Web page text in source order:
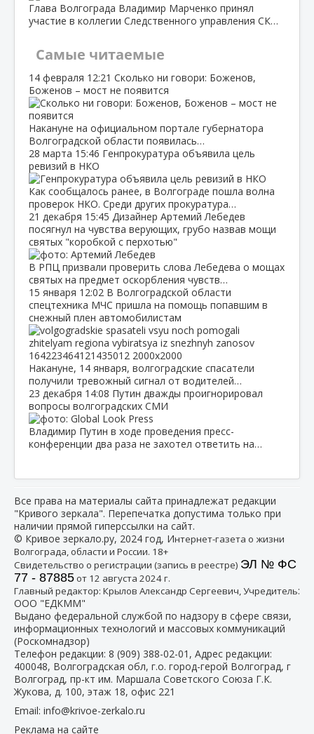
Глава Волгограда Владимир Марченко принял
участие в коллегии Следственного управления СК…
Самые читаемые
14 февраля 12:21 Сколько ни говори: Боженов,
Боженов – мост не появится
Накануне на официальном портале губернатора
Волгоградской области появилась…
28 марта 15:46 Генпрокуратура объявила цель
ревизий в НКО
Как сообщалось ранее, в Волгограде пошла волна
проверок НКО. Среди других прокуратура…
21 декабря 15:45 Дизайнер Артемий Лебедев
посягнул на чувства верующих, грубо назвав мощи
святых "коробкой с перхотью"
В РПЦ призвали проверить слова Лебедева о мощах
святых на предмет оскорбления чувств…
15 января 12:02 В Волгоградской области
спецтехника МЧС пришла на помощь попавшим в
снежный плен автомобилистам
Накануне, 14 января, волгоградские спасатели
получили тревожный сигнал от водителей…
23 декабря 14:08 Путин дважды проигнорировал
вопросы волгоградских СМИ
Владимир Путин в ходе проведения пресс-
конференции два раза не захотел ответить на…
Все права на материалы сайта принадлежат редакции
"Кривого зеркала". Перепечатка допустима только при
наличии прямой гиперссылки на сайт.
© Кривое зеркало.ру, 2024 год, Интернет-газета о жизни
Волгограда, области и России. 18+
Свидетельство о регистрации (запись в реестре) ЭЛ № ФС
77 - 87885от 12 августа 2024 г.
Главный редактор: Крылов Александр Сергеевич, Учредитель:
ООО "ЕДКММ"
Выдано федеральной службой по надзору в сфере связи,
информационных технологий и массовых коммуникаций
(Роскомнадзор)
Телефон редакции: 8 (909) 388-02-01 , Адрес редакции:
400048, Волгоградская обл, г.о. город-герой Волгоград, г
Волгоград, пр-кт им. Маршала Советского Союза Г.К.
Жукова, д. 100, этаж 18, офис 221
Email: info@krivoe-zerkalo.ru
Реклама на сайте